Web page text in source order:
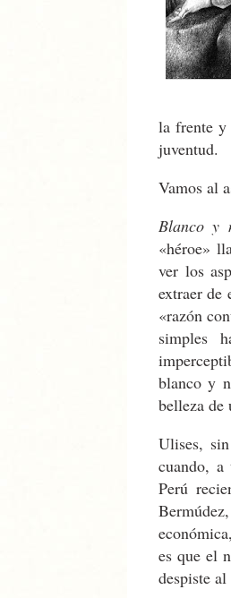
la frente y
juventud.
Vamos al
Blanco y
«héroe»
ver los
extraer de
«razón
simples
blanco y
belleza de
Ulises,
cuando,
Perú
es que el
despiste